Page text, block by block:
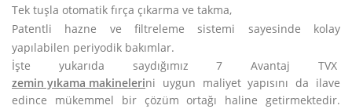
Tek tuşla otomatik fırça çıkarma ve takma,
Patentli hazne ve filtreleme sistemi sayesinde kolay
yapılabilen periyodik bakımlar.
İşte yukarıda saydığımız 7 Avantaj TVX
zemin yıkama makinelerini uygun maliyet yapısını da ilave
edince mükemmel bir çözüm ortağı haline getirmektedir.